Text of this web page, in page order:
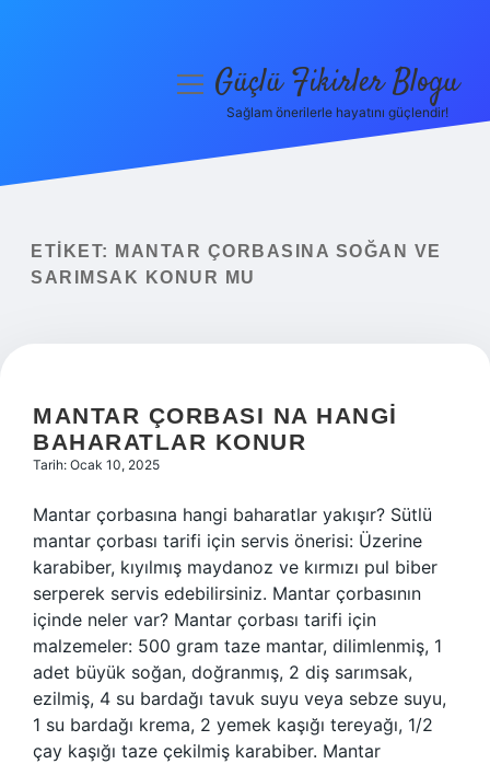
Yasal Uyarı
menüyüGüçlü Fikirler Blogu
Sağlam önerilerle hayatını güçlendir!
ETIKET:
MANTAR ÇORBASINA SOĞAN VE
SARIMSAK KONUR MU
MANTAR ÇORBASI NA HANGI
BAHARATLAR KONUR
Tarih: Ocak 10, 2025
Mantar çorbasına hangi baharatlar yakışır? Sütlü
mantar çorbası tarifi için servis önerisi: Üzerine
karabiber, kıyılmış maydanoz ve kırmızı pul biber
serperek servis edebilirsiniz. Mantar çorbasının
içinde neler var? Mantar çorbası tarifi için
malzemeler: 500 gram taze mantar, dilimlenmiş, 1
adet büyük soğan, doğranmış, 2 diş sarımsak,
ezilmiş, 4 su bardağı tavuk suyu veya sebze suyu,
1 su bardağı krema, 2 yemek kaşığı tereyağı, 1/2
çay kaşığı taze çekilmiş karabiber. Mantar